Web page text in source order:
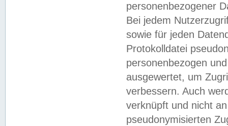
personenbezogener
Bei jedem
sowie für jeden
Protokolldatei
personenbezogen
ausgewertet, um
verbessern. Auch
verknüpft und nicht
pseudonymisierten